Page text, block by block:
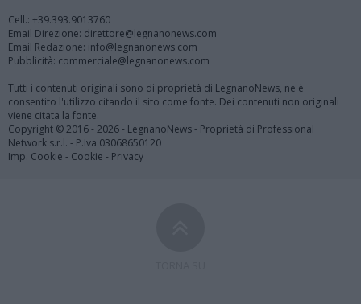
Cell.: +39.393.9013760
Email Direzione: direttore@legnanonews.com
Email Redazione: info@legnanonews.com
Pubblicità: commerciale@legnanonews.com
Tutti i contenuti originali sono di proprietà di LegnanoNews, ne è
consentito l'utilizzo citando il sito come fonte. Dei contenuti non originali
viene citata la fonte.
Copyright © 2016 - 2026 - LegnanoNews - Proprietà di Professional
Network s.r.l. - P.Iva 03068650120
Imp. Cookie - Cookie - Privacy